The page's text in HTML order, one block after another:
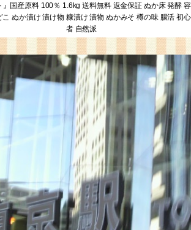
』国産原料 100％ 1.6kg 送料無料 返金保証 ぬか床 発酵 容
こ ぬか漬け 漬け物 糠漬け 漬物 ぬかみそ 樽の味 腸活 初心
者 自然派